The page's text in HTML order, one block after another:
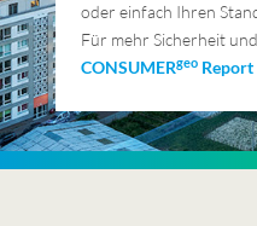
oder einfach Ihren
Für mehr Sicherheit
CONSUMERgeo